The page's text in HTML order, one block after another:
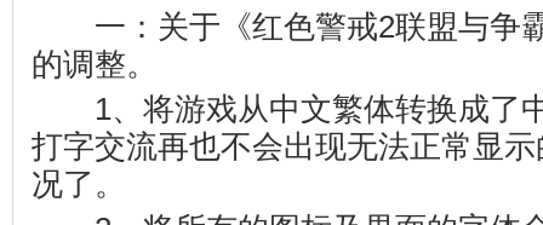
一：关于《红色警戒2联盟与争
的调整。
1、将游戏从中文繁体转换成了
打字交流再也不会出现无法正常显示
况了。